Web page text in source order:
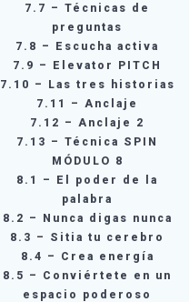
7.7 – Técnicas de
preguntas
7.8 – Escucha activa
7.9 – Elevator PITCH
7.10 – Las tres historias
7.11 – Anclaje
7.12 – Anclaje 2
7.13 – Técnica SPIN
MÓDULO 8
8.1 – El poder de la
palabra
8.2 – Nunca digas nunca
8.3 – Sitia tu cerebro
8.4 – Crea energía
8.5 – Conviértete en un
espacio poderoso